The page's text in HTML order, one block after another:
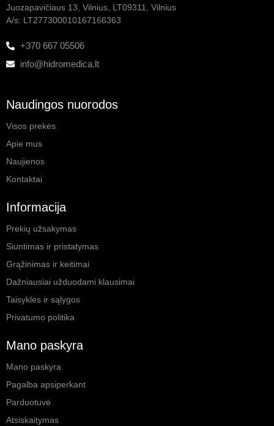
Juozapavičiaus 13, Vilnius, LT09311, Vilnius
A/s: LT277300010167166363
+370 667 05506
info@hidromedica.lt
Naudingos nuorodos
Visos prekės
Apie mus
Naujienos
Kontaktai
Informacija
Prekių užsakymas
Siuntimas ir pristatymas
Grąžinimas ir keitimai
Dažniausiai užduodami klausimai
Taisyklės ir sąlygos
Privatumo politika
Mano paskyra
Mano paskyra
Pagalba apsiperkant
Parduotuvė
Atsiskaitymas